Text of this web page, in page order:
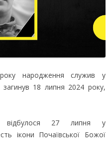
народження служив у
загинув 18 липня 2024 року,
відбулося 27 липня у
ікони Почаївської Божої